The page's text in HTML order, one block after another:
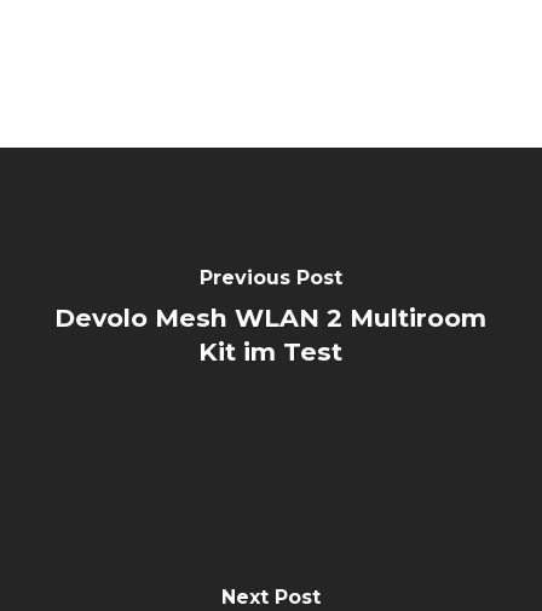
Previous Post
Devolo Mesh WLAN 2 Multiroom
Kit im Test
Next Post